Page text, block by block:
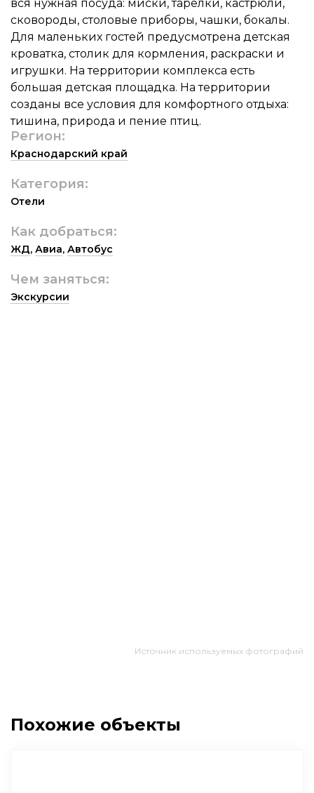
вся нужная посуда: миски, тарелки, кастрюли,
сковороды, столовые приборы, чашки, бокалы.
Для маленьких гостей предусмотрена детская
кроватка, столик для кормления, раскраски и
игрушки. На территории комплекса есть
большая детская площадка. На территории
созданы все условия для комфортного отдыха:
тишина, природа и пение птиц.
Регион:
Краснодарский край
Категория:
Отели
Как добраться:
ЖД, Авиа, Автобус
Чем заняться:
Экскурсии
Источник используемых фотографий
Похожие объекты